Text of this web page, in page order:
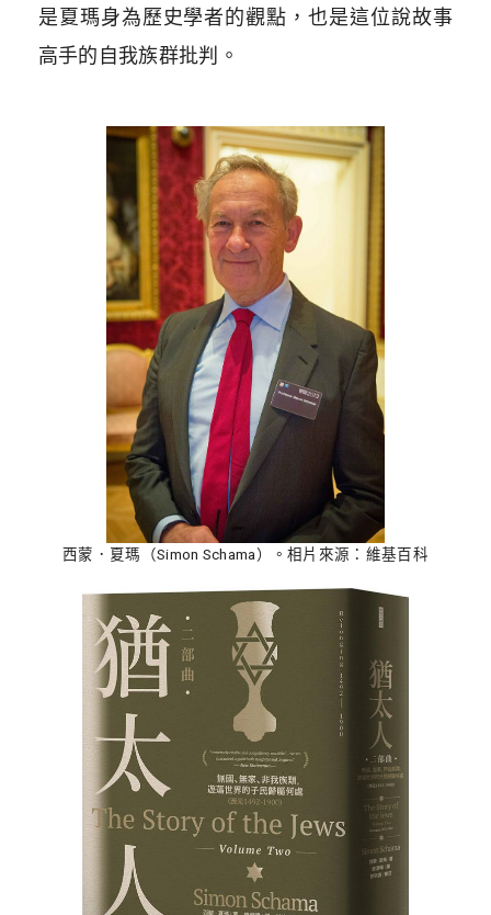
是夏瑪身為歷史學者的觀點，也是這位說故事
高手的自我族群批判。
西蒙．夏瑪（Simon Schama）。相片來源：維基百科